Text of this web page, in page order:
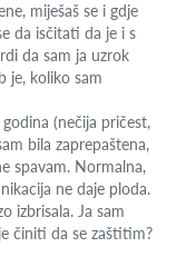
miješaš se i gdje
da isčitati da je i s
da sam ja uzrok
je, koliko sam
(nečija pričest,
bila zaprepaštena,
spavam. Normalna,
ne daje ploda.
izbrisala. Ja sam
činiti da se zaštitim?